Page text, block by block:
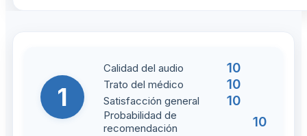
1
Calidad del audio 10
Trato del médico 10
Satisfacción general 10
Probabilidad de
recomendación
10